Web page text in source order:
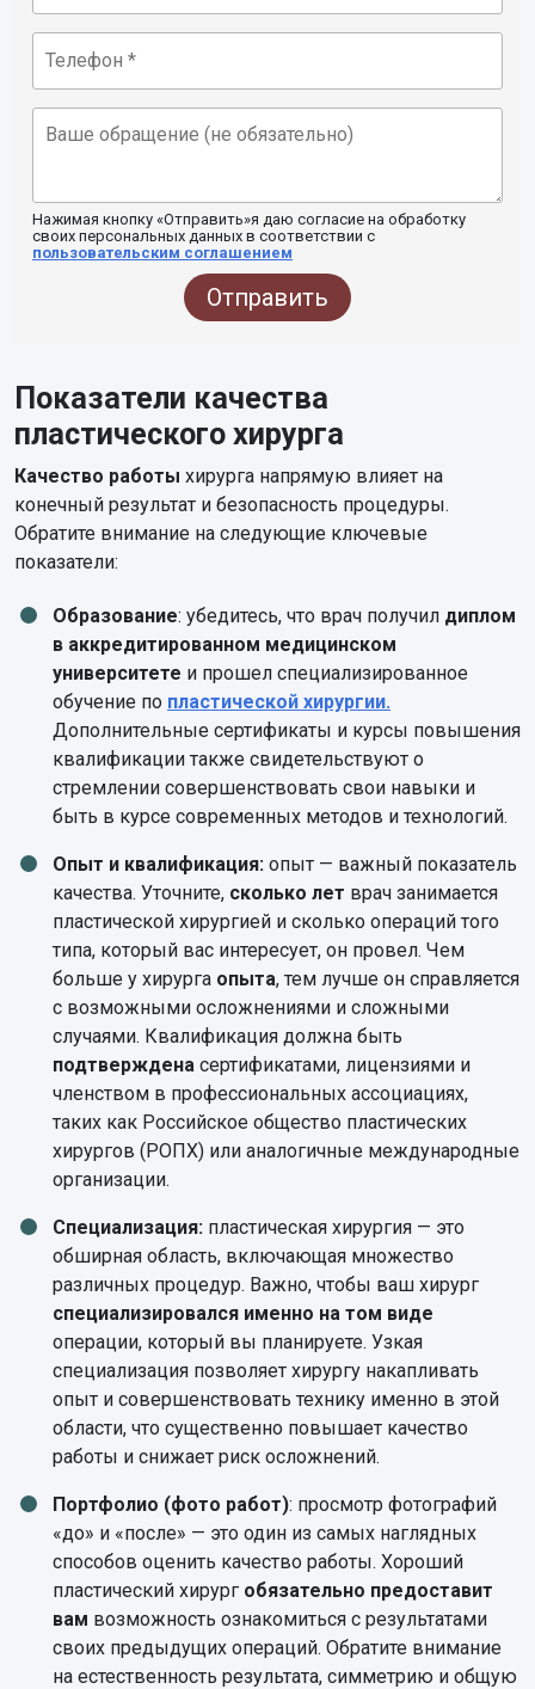
Нажимая кнопку «Отправить»я даю согласие на обработку
своих персональных данных в соответствии с
пользовательским соглашением
Отправить
Показатели качества
пластического хирурга
Качество работы хирурга напрямую влияет на
конечный результат и безопасность процедуры.
Обратите внимание на следующие ключевые
показатели:
Образование: убедитесь, что врач получил диплом
в аккредитированном медицинском
университете и прошел специализированное
обучение по пластической хирургии.
Дополнительные сертификаты и курсы повышения
квалификации также свидетельствуют о
стремлении совершенствовать свои навыки и
быть в курсе современных методов и технологий.
Опыт и квалификация: опыт — важный показатель
качества. Уточните, сколько лет врач занимается
пластической хирургией и сколько операций того
типа, который вас интересует, он провел. Чем
больше у хирурга опыта, тем лучше он справляется
с возможными осложнениями и сложными
случаями. Квалификация должна быть
подтверждена сертификатами, лицензиями и
членством в профессиональных ассоциациях,
таких как Российское общество пластических
хирургов (РОПХ) или аналогичные международные
организации.
Специализация: пластическая хирургия — это
обширная область, включающая множество
различных процедур. Важно, чтобы ваш хирург
специализировался именно на том виде
операции, который вы планируете. Узкая
специализация позволяет хирургу накапливать
опыт и совершенствовать технику именно в этой
области, что существенно повышает качество
работы и снижает риск осложнений.
Портфолио (фото работ): просмотр фотографий
«до» и «после» — это один из самых наглядных
способов оценить качество работы. Хороший
пластический хирург обязательно предоставит
вам возможность ознакомиться с результатами
своих предыдущих операций. Обратите внимание
на естественность результата, симметрию и общую